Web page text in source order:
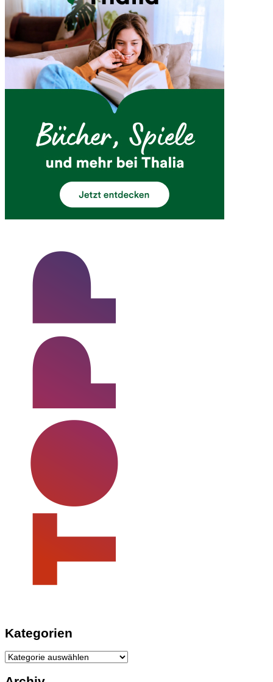
Kategorien
Kategorien